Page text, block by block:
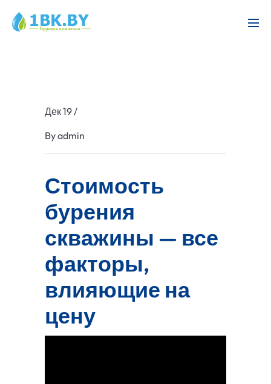
Дек 19/
Byadmin
Стоимость
бурения
скважины — все
факторы,
влияющие на
цену